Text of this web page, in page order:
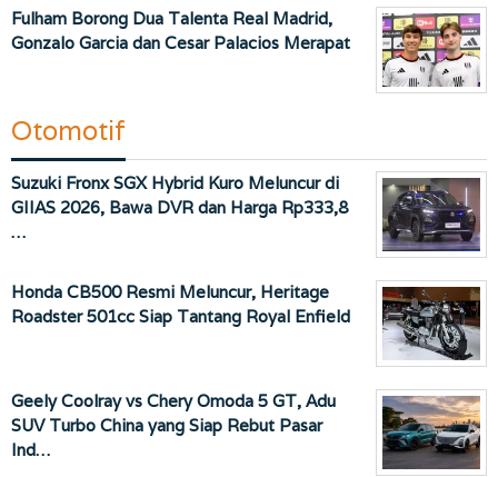
Fulham Borong Dua Talenta Real Madrid,
Gonzalo Garcia dan Cesar Palacios Merapat
Otomotif
Suzuki Fronx SGX Hybrid Kuro Meluncur di
GIIAS 2026, Bawa DVR dan Harga Rp333,8
…
Honda CB500 Resmi Meluncur, Heritage
Roadster 501cc Siap Tantang Royal Enfield
Geely Coolray vs Chery Omoda 5 GT, Adu
SUV Turbo China yang Siap Rebut Pasar
Ind…